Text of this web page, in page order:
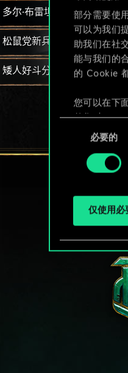
部分需要使
可以为我们
助我们在社
能与我们的
的 Cookie
您可以在下
整您对
定"。
必要的
仅使用
多尔·布雷坦纳爆破手
松鼠党新兵
矮人好斗分子